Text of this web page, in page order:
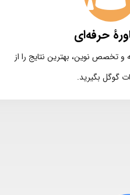
حرفه‌ای
4 سال تجربه و تخصص نوین، بهترین نتایج را از
گوگل بگیرید.